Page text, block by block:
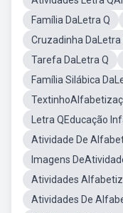
Família DaLetra Q
Cruzadinha DaLetra
Tarefa DaLetra Q
Família Silábica
Letra QEducação
Atividade De
Imagens
Atividades
Atividades De